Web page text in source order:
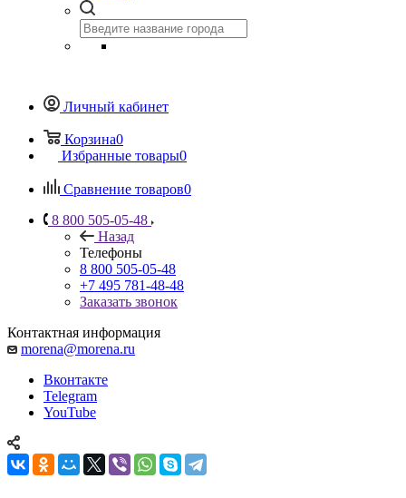
Личный кабинет
Корзина0
Избранные товары0
Сравнение товаров0
8 800 505-05-48
Назад
Телефоны
8 800 505-05-48
+7 495 781-48-48
Заказать звонок
Контактная информация
morena@morena.ru
Вконтакте
Telegram
YouTube